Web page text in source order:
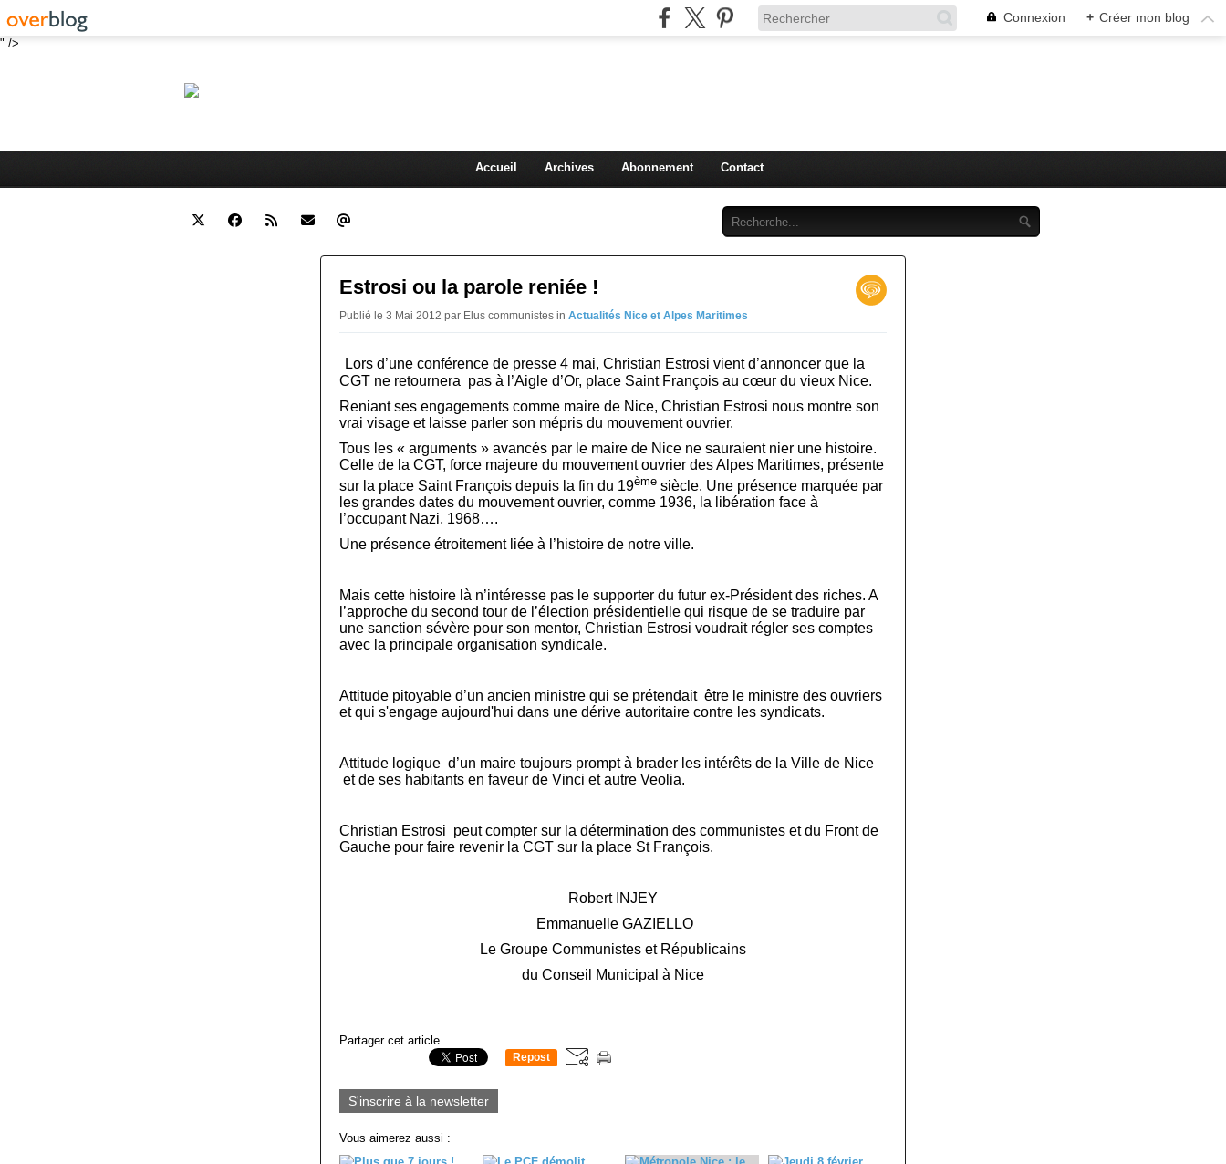
" />
Connexion + Créer mon blog
Accueil Archives Abonnement Contact
Estrosi ou la parole reniée !
Publié le 3 Mai 2012 par Elus communistes in Actualités Nice et Alpes Maritimes
Lors d’une conférence de presse 4 mai, Christian Estrosi vient d’annoncer que la
CGT ne retournera pas à l’Aigle d’Or, place Saint François au cœur du vieux Nice.
Reniant ses engagements comme maire de Nice, Christian Estrosi nous montre son
vrai visage et laisse parler son mépris du mouvement ouvrier.
Tous les « arguments » avancés par le maire de Nice ne sauraient nier une histoire.
Celle de la CGT, force majeure du mouvement ouvrier des Alpes Maritimes, présente
sur la place Saint François depuis la fin du 19ème siècle. Une présence marquée par
les grandes dates du mouvement ouvrier, comme 1936, la libération face à
l’occupant Nazi, 1968….
Une présence étroitement liée à l’histoire de notre ville.
Mais cette histoire là n’intéresse pas le supporter du futur ex-Président des riches. A
l’approche du second tour de l’élection présidentielle qui risque de se traduire par
une sanction sévère pour son mentor, Christian Estrosi voudrait régler ses comptes
avec la principale organisation syndicale.
Attitude pitoyable d’un ancien ministre qui se prétendait être le ministre des ouvriers
et qui s'engage aujourd'hui dans une dérive autoritaire contre les syndicats.
Attitude logique d’un maire toujours prompt à brader les intérêts de la Ville de Nice
et de ses habitants en faveur de Vinci et autre Veolia.
Christian Estrosi peut compter sur la détermination des communistes et du Front de
Gauche pour faire revenir la CGT sur la place St François.
Robert INJEY
Emmanuelle GAZIELLO
Le Groupe Communistes et Républicains
du Conseil Municipal à Nice
Partager cet article
Repost
S'inscrire à la newsletter
Vous aimerez aussi :